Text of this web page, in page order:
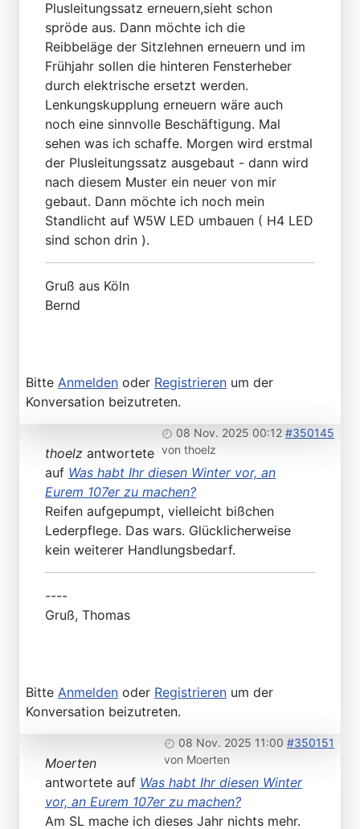
Plusleitungssatz erneuern,sieht schon
spröde aus. Dann möchte ich die
Reibbeläge der Sitzlehnen erneuern und im
Frühjahr sollen die hinteren Fensterheber
durch elektrische ersetzt werden.
Lenkungskupplung erneuern wäre auch
noch eine sinnvolle Beschäftigung. Mal
sehen was ich schaffe. Morgen wird erstmal
der Plusleitungssatz ausgebaut - dann wird
nach diesem Muster ein neuer von mir
gebaut. Dann möchte ich noch mein
Standlicht auf W5W LED umbauen ( H4 LED
sind schon drin ).
Gruß aus Köln
Bernd
Bitte Anmelden oder Registrieren um der
Konversation beizutreten.
08 Nov. 2025 00:12 #350145
von thoelz
thoelz antwortete
auf Was habt Ihr diesen Winter vor, an
Eurem 107er zu machen?
Reifen aufgepumpt, vielleicht bißchen
Lederpflege. Das wars. Glücklicherweise
kein weiterer Handlungsbedarf.
----
Gruß, Thomas
Bitte Anmelden oder Registrieren um der
Konversation beizutreten.
08 Nov. 2025 11:00 #350151
von Moerten
Moerten
antwortete auf Was habt Ihr diesen Winter
vor, an Eurem 107er zu machen?
Am SL mache ich dieses Jahr nichts mehr.